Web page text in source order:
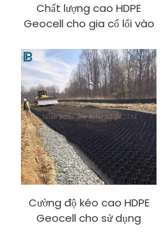
Chất lượng cao HDPE
Geocell cho gia cố lối vào
kiểm soát xói mòn dốc đất
Geocells
Cường độ kéo cao HDPE
Geocell cho sử dụng